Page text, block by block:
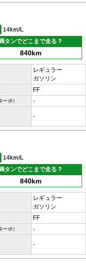
14km/L
タンでどこまで走る？
840km
レギュラー
ガソリン
FF
ーボ） -
-
14km/L
タンでどこまで走る？
840km
レギュラー
ガソリン
FF
ーボ） -
-